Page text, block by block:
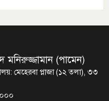
বইপড়া কর্মসূচীর
মনিরুজ্জামান (পামেন)
মেহেরবা প্লাজা (১২ তলা), ৩৩